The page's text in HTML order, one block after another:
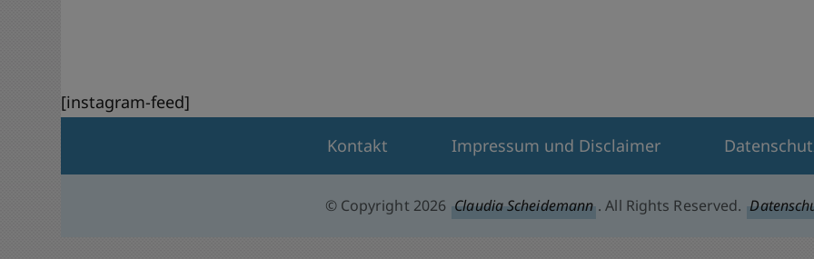
[instagram-feed]
Kontakt
Impressum und Disclaimer
© Copyright 2026 Claudia Scheidemann . All Rights Reserved.